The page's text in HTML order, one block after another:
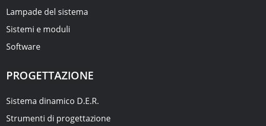
Lampade del sistema
Sistemi e moduli
Software
PROGETTAZIONE
Sistema dinamico D.E.R.
Strumenti di progettazione